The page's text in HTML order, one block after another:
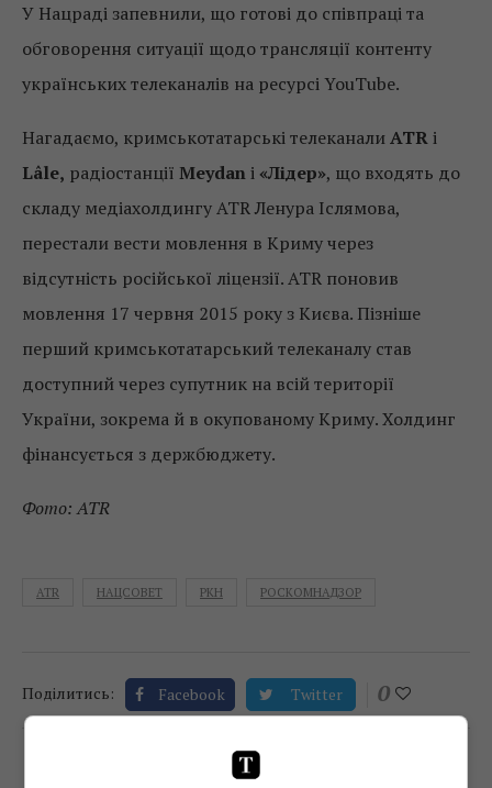
У Нацраді запевнили, що готові до співпраці та
обговорення ситуації щодо трансляції контенту
українських телеканалів на ресурсі YouTube.
Нагадаємо, кримськотатарські телеканалиATRі
Lâle, радіостанції Meydanі «Лідер», що входять до
складу медіахолдингу ATR Ленура Іслямова,
перестали вести мовлення в Криму через
відсутність російської ліцензії. ATR поновив
мовлення 17 червня 2015 року з Києва. Пізніше
перший кримськотатарський телеканалу став
доступний через супутник на всій території
України, зокрема й в окупованому Криму. Холдинг
фінансується з держбюджету.
Фото: ATR
ATR НАЦСОВЕТ РКН РОСКОМНАДЗОР
Поділитись: Facebook Twitter 0